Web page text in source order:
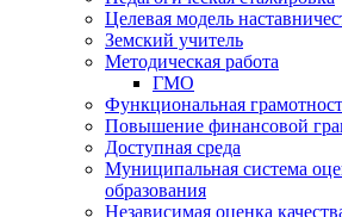
Целевая модель
Земский учитель
Методическая работа
ГМО
Функциональная
Повышение финансовой
Доступная среда
Муниципальная система
образования
Независимая оценка